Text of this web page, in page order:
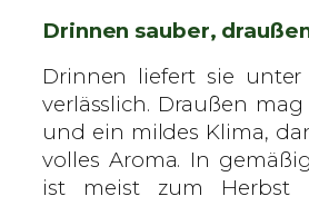
Drinnen sauber,
Drinnen liefert sie unter
verlässlich. Draußen
und ein mildes Klima,
volles Aroma. In
ist meist zum Herbst